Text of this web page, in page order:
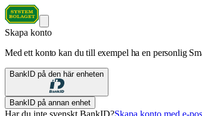
Skapa konto
Med ett konto kan du till exempel ha en personlig
BankID på den här enheten
BankID på annan enhet
Har du inte svenskt BankID?Skapa konto med e-